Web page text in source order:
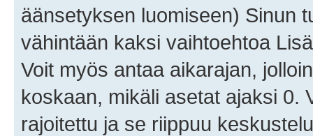
äänsetyksen luomiseen) Sinun
vähintään kaksi vaihtoehtoa
Voit myös antaa aikarajan,
koskaan, mikäli asetat ajaksi 0.
rajoitettu ja se riippuu